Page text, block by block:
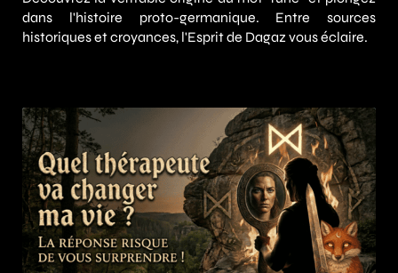
dans l'histoire proto-germanique. Entre sources
historiques et croyances, l'Esprit de Dagaz vous éclaire.